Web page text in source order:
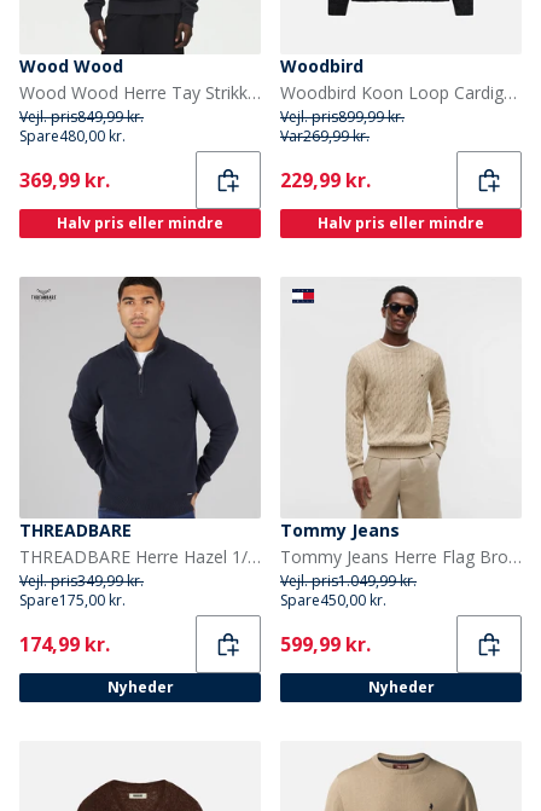
Wood Wood
Wood Wood Herre Tay Strikket Trøje Pirate Black
Vejl. pris849,99 kr.
Spare480,00 kr.
Current
369,99 kr.
Halv pris eller mindre
Woodbird
Woodbird Koon Loop Cardigan Sort
Vejl. pris899,99 kr.
Var269,99 kr.
Current
229,99 kr.
Halv pris eller mindre
THREADBARE
THREADBARE Herre Hazel 1/4 lynlås jumper navy
Vejl. pris349,99 kr.
Spare175,00 kr.
Current
174,99 kr.
Nyheder
Tommy Jeans
Tommy Jeans Herre Flag Broderi Kabelstrik Sweater Sandalwood
Vejl. pris1.049,99 kr.
Spare450,00 kr.
Current
599,99 kr.
Nyheder